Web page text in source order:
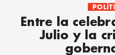
Entre la
Julio y la